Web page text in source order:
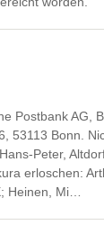
Postbank AG,
53113 Bonn.
Peter,
erloschen:
Heinen, Mi…